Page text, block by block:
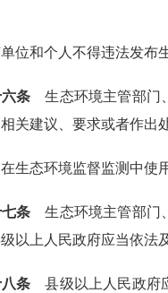
位和个人不得违法发布
条 生态环境主管部门
关建议、要求或者作出
生态环境监督监测中使
条 生态环境主管部门
以上人民政府应当依法
条 县级以上人民政府